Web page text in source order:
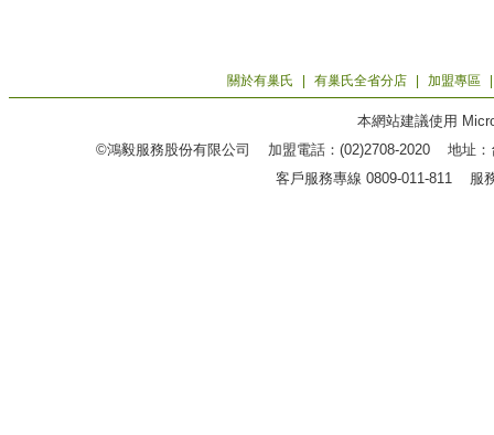
關於有巢氏 有巢氏全省分店 加盟專區
本網站建議使用
©鴻毅服務股份有限公司 加盟電話：(02)2708-2020 地址
客戶服務專線 0809-011-811